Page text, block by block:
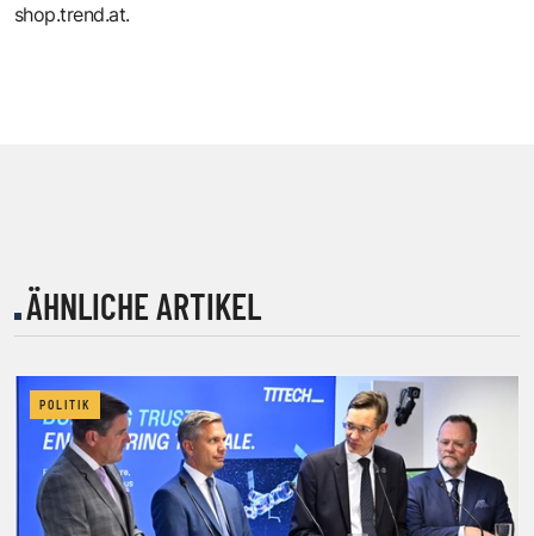
shop.trend.at.
ÄHNLICHE ARTIKEL
POLITIK